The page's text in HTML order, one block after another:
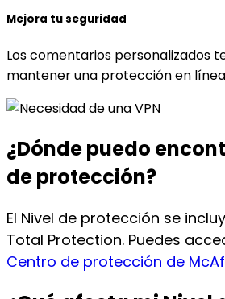
Mejora tu seguridad
Los comentarios personalizados
mantener una protección en
¿Dónde puedo
de protección?
El Nivel de protección se
Total Protection. Puedes
Centro de protección de